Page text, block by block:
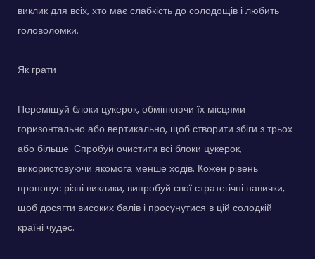
виклик для всіх, хто має слабкість до солодощів і любить
головоломки.
Як грати
Переміщуй блоки цукерок, обмінюючи їх місцями
горизонтально або вертикально, щоб створити збіги з трьох
або більше. Спробуй очистити всі блоки цукерок,
використовуючи якомога менше ходів. Кожен рівень
пропонує різні виклики, випробуй свої стратегічні навички,
щоб досягти високих балів і просунутися в цій солодкій
країні чудес.